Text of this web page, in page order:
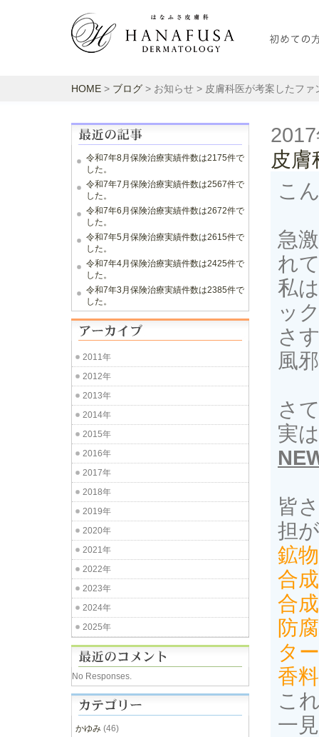
HOME > ブログ > お知らせ > 皮膚科医が考案したファ
皮
こ
急
れ
私
ッ
さ
風
さ
実
皆
担
鉱
合
合
防
タ
香料
こ
一
令和7年8月保険治療実績件数は2175件で
した。
令和7年7月保険治療実績件数は2567件で
した。
令和7年6月保険治療実績件数は2672件で
した。
令和7年5月保険治療実績件数は2615件で
した。
令和7年4月保険治療実績件数は2425件で
した。
令和7年3月保険治療実績件数は2385件で
した。
2011年
2012年
2013年
2014年
2015年
2016年
2017年
2018年
2019年
2020年
2021年
2022年
2023年
2024年
2025年
No Responses.
かゆみ (46)